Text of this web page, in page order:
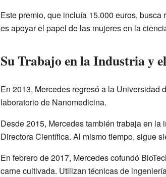
Este premio, que incluía 15.000 euros,
es apoyar el papel de las mujeres en la
Su Trabajo en la Industria y
En 2013, Mercedes regresó a la
laboratorio de Nanomedicina.
Desde 2015, Mercedes también trabaja en
Directora Científica. Al mismo tiempo, sigue
En febrero de 2017, Mercedes cofundó
carne cultivada. Utilizan técnicas de